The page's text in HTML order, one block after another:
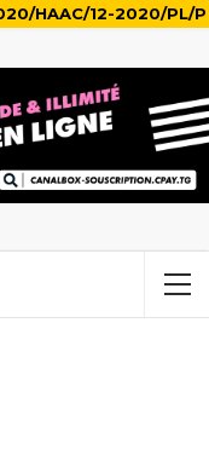
HAAC/12-2020/PL/P